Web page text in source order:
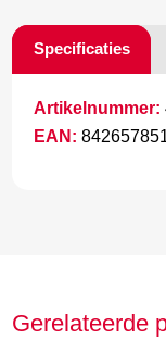
Specificaties
Artikelnummer:
EAN:
Gerelateerde